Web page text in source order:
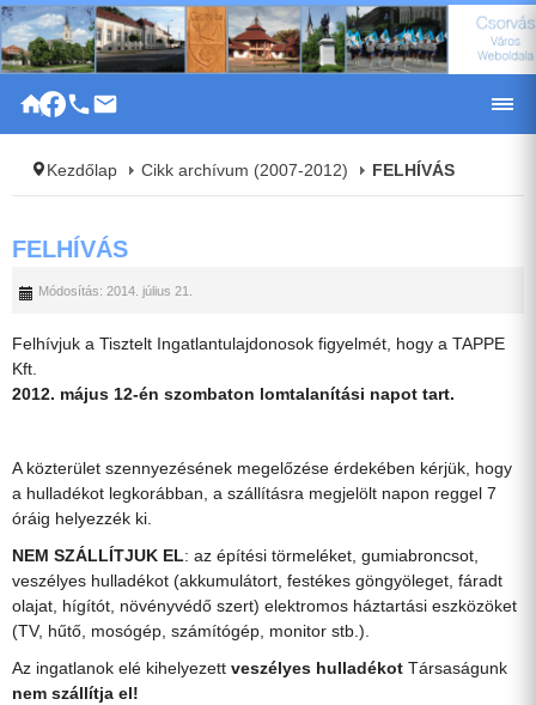
|
Kezdőlap Cikk archívum (2007-2012) FELHÍVÁS
FELHÍVÁS
Módosítás: 2014. július 21.
Felhívjuk a Tisztelt Ingatlantulajdonosok figyelmét, hogy a TAPPE
Kft.
2012. május 12-én szombaton lomtalanítási napot tart.
A közterület szennyezésének megelőzése érdekében kérjük, hogy
a hulladékot legkorábban, a szállításra megjelölt napon reggel 7
óráig helyezzék ki.
NEM SZÁLLÍTJUK EL: az építési törmeléket, gumiabroncsot,
veszélyes hulladékot (akkumulátort, festékes göngyöleget, fáradt
olajat, hígítót, növényvédő szert) elektromos háztartási eszközöket
(TV, hűtő, mosógép, számítógép, monitor stb.).
Az ingatlanok elé kihelyezett veszélyes hulladékot Társaságunk
nem szállítja el!